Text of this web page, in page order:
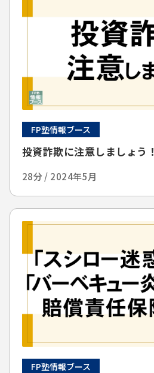
FP塾情報ブース
投資詐欺に注意しましょう！
28分 / 2024年5月
FP塾情報ブース